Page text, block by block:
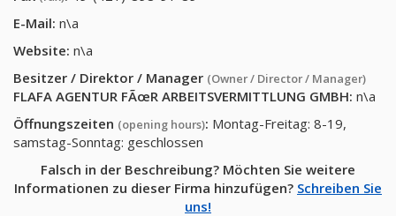
E-Mail: n\a
Website: n\a
Besitzer / Direktor / Manager (Owner / Director / Manager)
FLAFA AGENTUR FÃœR ARBEITSVERMITTLUNG GMBH: n\a
Öffnungszeiten (opening hours): Montag-Freitag: 8-19,
samstag-Sonntag: geschlossen
Falsch in der Beschreibung? Möchten Sie weitere
Informationen zu dieser Firma hinzufügen? Schreiben Sie
uns!